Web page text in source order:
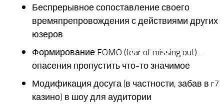
Беспрерывное сопоставление своего
времяпрепровождения с действиями других
юзеров
Формирование FOMO (fear of missing out) –
опасения пропустить что-то значимое
Модификация досуга (в частности, забав в r7
казино) в шоу для аудитории